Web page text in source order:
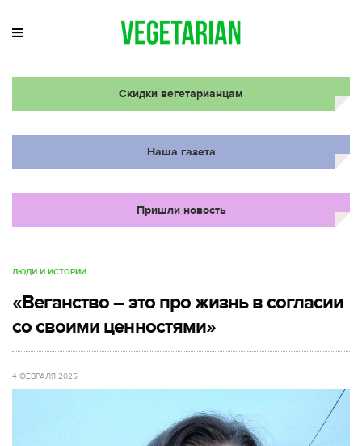
Скидки вегетарианцам
Наша газета
Пришли новость
ЛЮДИ И ИСТОРИИ
«Веганство – это про жизнь в согласии
со своими ценностями»
4 ФЕВРАЛЯ 2025